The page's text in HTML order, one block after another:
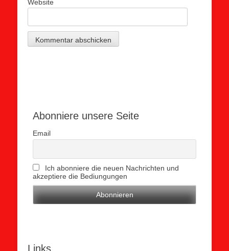
Website
Abonniere unsere Seite
Email
Ich abonniere die neuen Nachrichten und
akzeptiere die Bediungungen
Links